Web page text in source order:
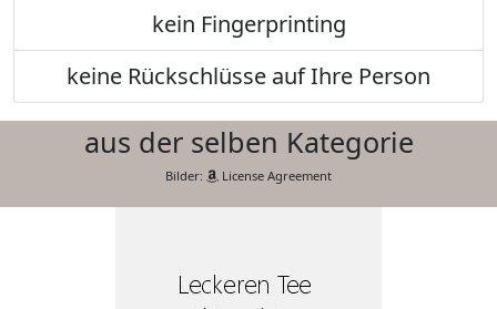
kein Fingerprinting
keine Rückschlüsse auf Ihre Person
aus der selben Kategorie
Bilder: License Agreement